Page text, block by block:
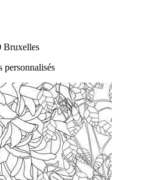
Bruxelles
personnalisés